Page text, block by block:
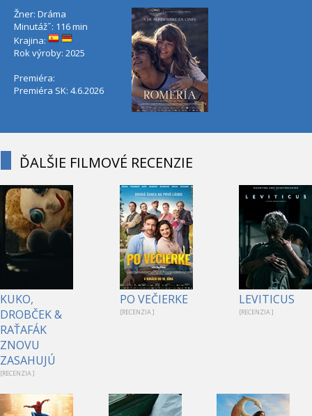
Žner: Dráma
Minutáž˝: 116 min
Krajina:
Rok výroby: 2025
Premiéra:
Premiéra SK: 4.6.2026
ĎALŠIE FILMOVÉ RECENZIE
KUKO,
DROBČEK &
RAŤAFÁK
ZNOVU
ZASAHUJÚ
[RECENZIA ]
PO VEČIERKE
[RECENZIA ]
LEVITICUS
[RECENZIA ]